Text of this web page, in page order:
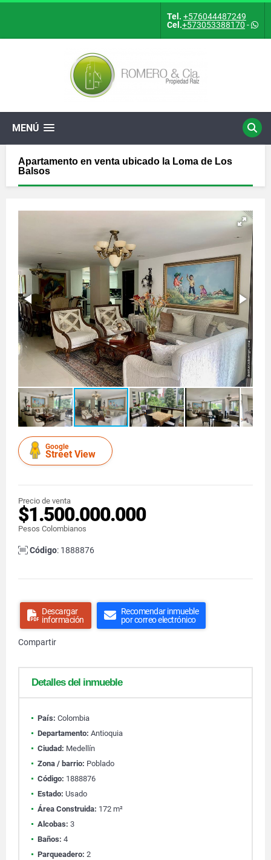
Tel. +576044487249
Cel.+573053388170 -
MENÚ
Apartamento en venta ubicado la Loma de Los
Balsos
Google
Street View
Precio de venta
$1.500.000.000
Pesos Colombianos
Código: 1888876
Descargar
información
Recomendar inmueble
por correo electrónico
Compartir
Detalles del inmueble
País: Colombia
Departamento: Antioquia
Ciudad: Medellín
Zona / barrio: Poblado
Código: 1888876
Estado: Usado
Área Construida: 172 m²
Alcobas: 3
Baños: 4
Parqueadero: 2